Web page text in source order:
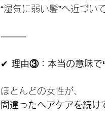
“湿気に弱い髪”へ近づい
⸻
✔ 理由③：本当の意味で
ほとんどの女性が、
間違ったヘアケアを続け